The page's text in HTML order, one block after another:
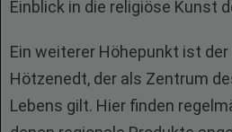
Einblick in die religiöse Kunst
Ein weiterer Höhepunkt ist
Hötzenedt, der als Zentrum
Lebens gilt. Hier finden